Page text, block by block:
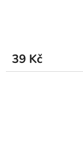
39 Kč